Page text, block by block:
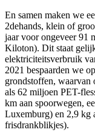
En samen maken we
2dehands, klein of
jaar voor ongeveer 91
Kiloton). Dit staat
elektriciteitsverbruik
2021 bespaarden we
grondstoffen, waarvan
als 62 miljoen PET-
km aan spoorwegen,
Luxemburg) en 2,9 kg
frisdrankblikjes).